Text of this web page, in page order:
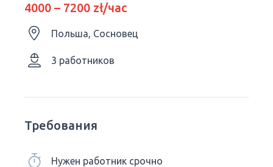
4000 – 7200 zł/час
Польша, Сосновец
3 работников
Требования
Нужен работник срочно